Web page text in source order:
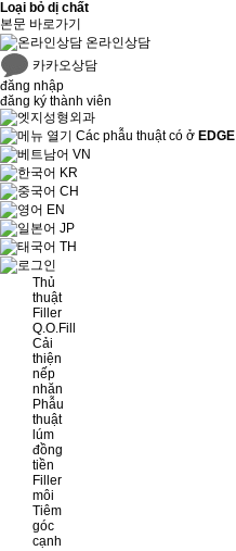
Loại bỏ dị chất
본문 바로가기
온라인상담
카카오상담
đăng nhập
đăng ký thành viên
Các phẫu thuật có ở EDGE
VN
KR
CH
EN
JP
TH
Thủ
thuật
Filler
Q.O.Fill
Cải
thiện
nếp
nhăn
Phẫu
thuật
lúm
đồng
tiền
Filler
môi
Tiêm
góc
cạnh